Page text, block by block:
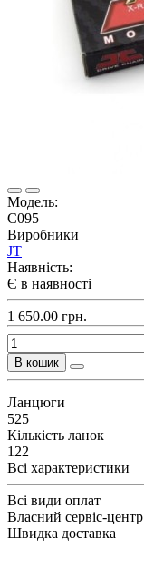
Модель:
C095
Виробники
JT
Наявність:
Є в наявності
1 650.00 грн.
В кошик
Ланцюги
525
Кількість ланок
122
Всі характеристики
Всі види оплат
Власний сервіс-центр
Швидка доставка